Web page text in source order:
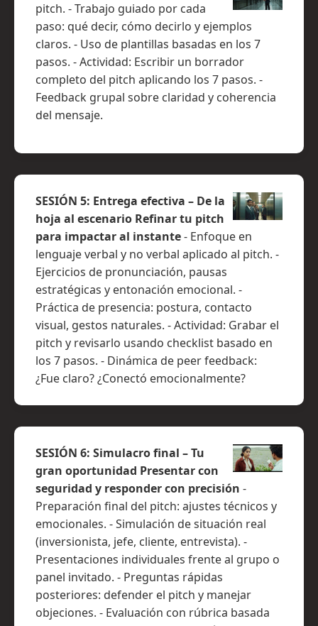
pitch. - Trabajo guiado por cada
paso: qué decir, cómo decirlo y ejemplos
claros. - Uso de plantillas basadas en los 7
pasos. - Actividad: Escribir un borrador
completo del pitch aplicando los 7 pasos. -
Feedback grupal sobre claridad y coherencia
del mensaje.
SESIÓN 5: Entrega efectiva – De la
hoja al escenario Refinar tu pitch
para impactar al instante- Enfoque en
lenguaje verbal y no verbal aplicado al pitch. -
Ejercicios de pronunciación, pausas
estratégicas y entonación emocional. -
Práctica de presencia: postura, contacto
visual, gestos naturales. - Actividad: Grabar el
pitch y revisarlo usando checklist basado en
los 7 pasos. - Dinámica de peer feedback:
¿Fue claro? ¿Conectó emocionalmente?
SESIÓN 6: Simulacro final – Tu
gran oportunidad Presentar con
seguridad y responder con precisión -
Preparación final del pitch: ajustes técnicos y
emocionales. - Simulación de situación real
(inversionista, jefe, cliente, entrevista). -
Presentaciones individuales frente al grupo o
panel invitado. - Preguntas rápidas
posteriores: defender el pitch y manejar
objeciones. - Evaluación con rúbrica basada